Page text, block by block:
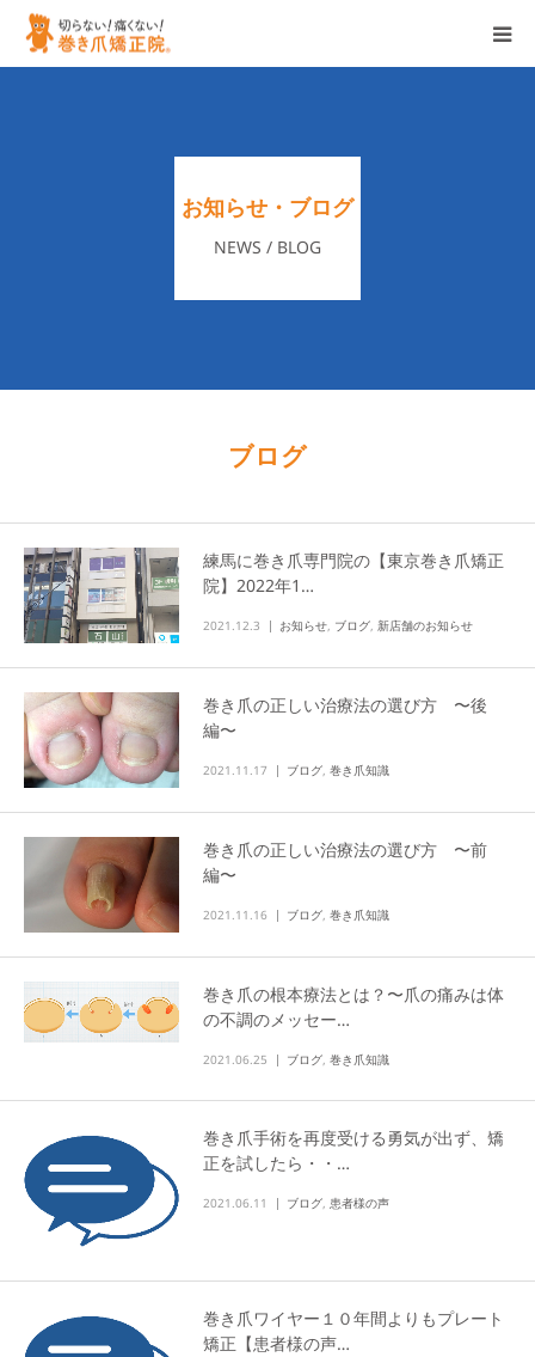
お知らせ・ブログ
NEWS / BLOG
ブログ
練馬に巻き爪専門院の【東京巻き爪矯正
院】2022年1…
2021.12.3 お知らせ, ブログ, 新店舗のお知らせ
巻き爪の正しい治療法の選び方 〜後
編〜
2021.11.17 ブログ, 巻き爪知識
巻き爪の正しい治療法の選び方 〜前
編〜
2021.11.16 ブログ 巻き爪知識
巻き爪の根本療法とは？〜爪の痛みは体
の不調のメッセー…
2021.06.25 ブログ 巻き爪知識
巻き爪手術を再度受ける勇気が出ず、矯
正を試したら・・…
2021.06.11 ブログ 患者様の声
巻き爪ワイヤー１０年間よりもプレート
矯正【患者様の声…